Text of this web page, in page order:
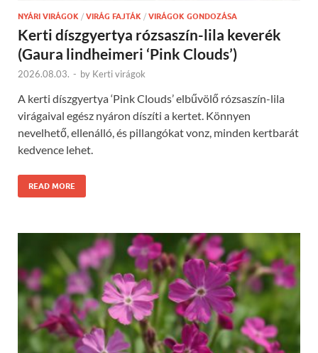
NYÁRI VIRÁGOK / VIRÁG FAJTÁK / VIRÁGOK GONDOZÁSA
Kerti díszgyertya rózsaszín-lila keverék
(Gaura lindheimeri ‘Pink Clouds’)
2026.08.03. - by Kerti virágok
A kerti díszgyertya ‘Pink Clouds’ elbűvölő rózsaszín-lila
virágaival egész nyáron díszíti a kertet. Könnyen
nevelhető, ellenálló, és pillangókat vonz, minden kertbarát
kedvence lehet.
READ MORE